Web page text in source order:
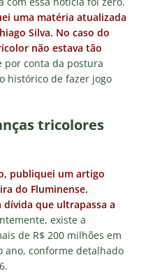
uma matéria atualizada
Silva. No caso do
não estava tão
por conta da postura
histórico de fazer jogo
tricolores
publiquei um artigo
do Fluminense.
que ultrapassa a
existe a
de R$ 200 milhões em
ano, conforme detalhado